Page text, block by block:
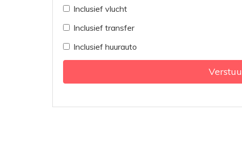
Inclusief vlucht
Inclusief transfer
Inclusief huurauto